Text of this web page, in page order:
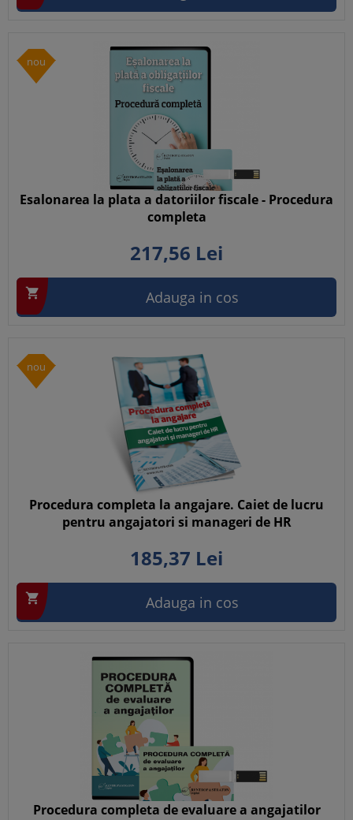
nou
Esalonarea la plata a datoriilor fiscale - Procedura
completa
217,56 Lei
 Adauga in cos
nou
Procedura completa la angajare. Caiet de lucru
pentru angajatori si manageri de HR
185,37 Lei
 Adauga in cos
Procedura completa de evaluare a angajatilor